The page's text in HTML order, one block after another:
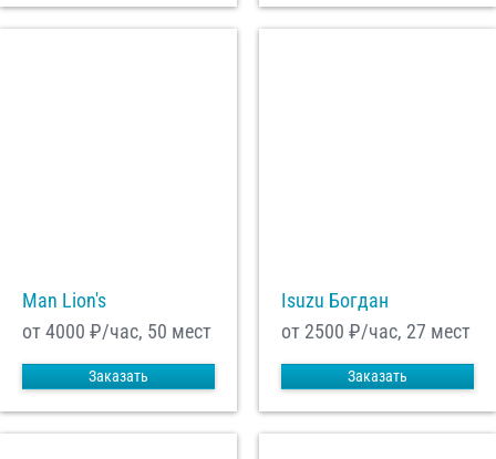
Man Lion's
от 4000 ₽/час, 50 мест
Заказать
Isuzu Богдан
от 2500 ₽/час, 27 мест
Заказать